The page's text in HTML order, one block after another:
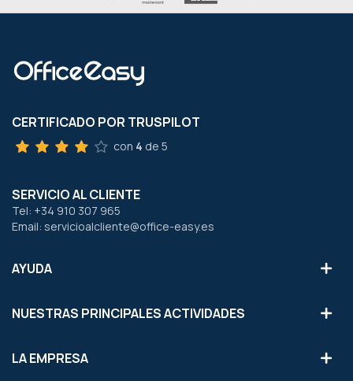
CERTIFICADO POR TRUSPILOT
con 4 de 5
SERVICIO AL CLIENTE
Tel: +34 910 307 965
Email: servicioalcliente@office-easy.es
AYUDA
NUESTRAS PRINCIPALES ACTIVIDADES
LA EMPRESA